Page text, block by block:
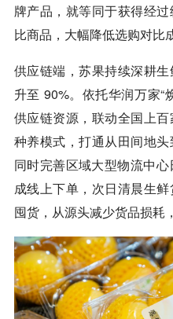
牌产品，就等同于获得经
比商品，大幅降低选购对比
供应链端，苏果持续深耕
升至 90%。依托华润万家“
供应链资源，联动全国上
种养模式，打通从田间地头
同时完善区域大型物流中
成线上下单，次日清晨生
囤货，从源头减少货品损耗